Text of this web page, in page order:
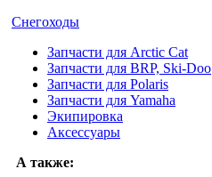
Снегоходы
Запчасти для Arctic Cat
Запчасти для BRP, Ski-Doo
Запчасти для Polaris
Запчасти для Yamaha
Экипировка
Аксессуары
А также: